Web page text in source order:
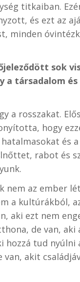
titkaiban.
és ezt az
minden
sok
társadalom és
a rosszakat.
hogy
és a
rabot és
nem az ember
a kultúrákból,
aki ezt nem
de van, aki
hozzá tud nyúlni
akit